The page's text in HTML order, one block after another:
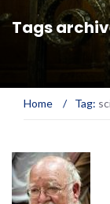
Tags
Home / Tag: